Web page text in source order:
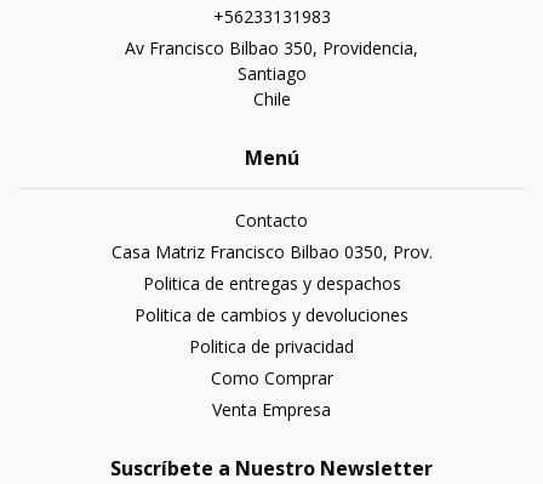
+56233131983
Av Francisco Bilbao 350, Providencia,
Santiago
Chile
Menú
Contacto
Casa Matriz Francisco Bilbao 0350, Prov.
Politica de entregas y despachos
Politica de cambios y devoluciones
Politica de privacidad
Como Comprar
Venta Empresa
Suscríbete a Nuestro Newsletter